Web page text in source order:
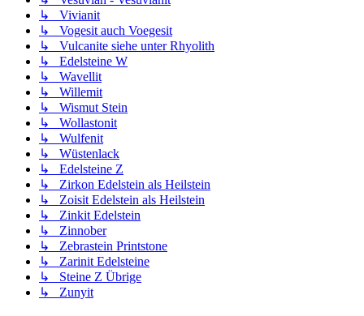
↳ Vivianit
↳ Vogesit auch Voegesit
↳ Vulcanite siehe unter Rhyolith
↳ Edelsteine W
↳ Wavellit
↳ Willemit
↳ Wismut Stein
↳ Wollastonit
↳ Wulfenit
↳ Wüstenlack
↳ Edelsteine Z
↳ Zirkon Edelstein als Heilstein
↳ Zoisit Edelstein als Heilstein
↳ Zinkit Edelstein
↳ Zinnober
↳ Zebrastein Printstone
↳ Zarinit Edelsteine
↳ Steine Z Übrige
↳ Zunyit